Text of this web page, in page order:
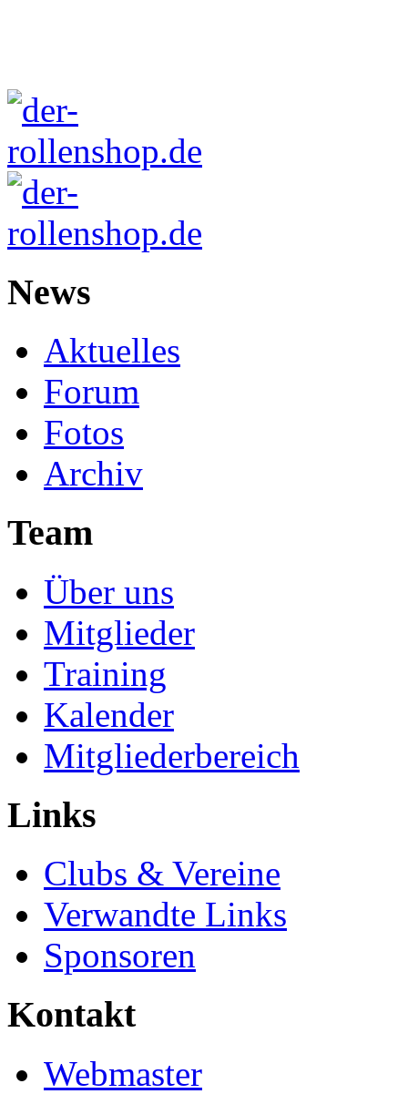
News
Aktuelles
Forum
Fotos
Archiv
Team
Über uns
Mitglieder
Training
Kalender
Mitgliederbereich
Links
Clubs & Vereine
Verwandte Links
Sponsoren
Kontakt
Webmaster